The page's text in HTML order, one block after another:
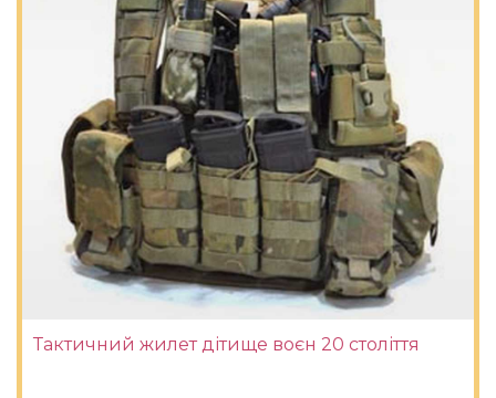
Тактичний жилет дітище воєн 20 століття